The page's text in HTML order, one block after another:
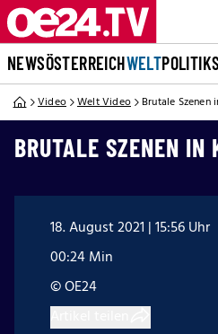
NEWSÖSTERREICHWELTPOLITIK
Video Welt Video Brutale Szenen
BRUTALE SZENEN IN
18. August 2021 | 15:56 Uhr
00:24 Min
© OE24